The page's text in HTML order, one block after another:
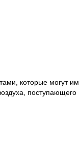
которые могут